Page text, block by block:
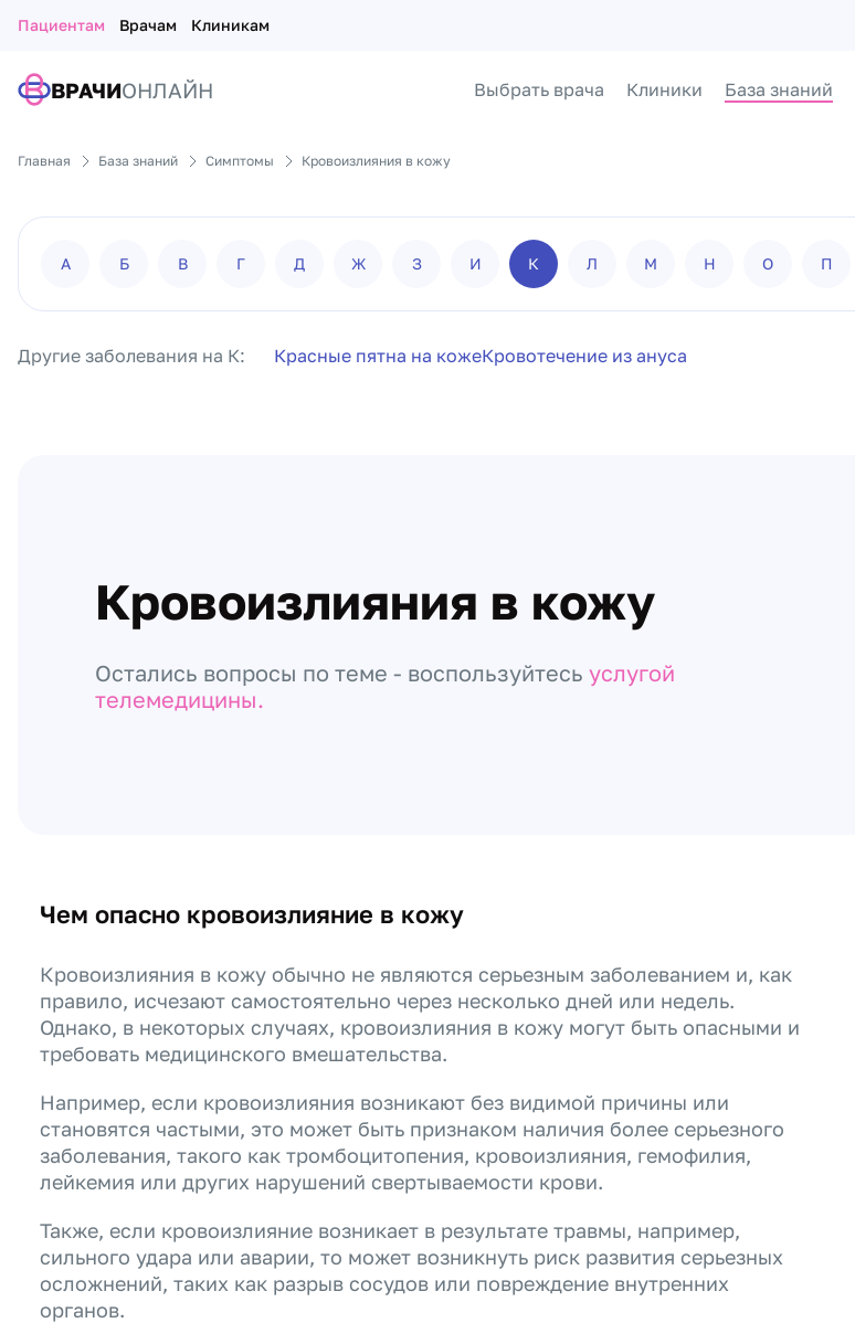
Пациентам Врачам Клиникам
ВРАЧИОНЛАЙН Выбрать врача Клиники База знаний
Главная База знаний Симптомы Кровоизлияния в кожу
А Б В Г Д Ж З И К Л М Н О П
Другие заболевания на К: Красные пятна на кожеКровотечение из ануса
Кровоизлияния в кожу
Остались вопросы по теме - воспользуйтесь услугой
телемедицины.
Чем опасно кровоизлияние в кожу
Кровоизлияния в кожу обычно не являются серьезным заболеванием и, как
правило, исчезают самостоятельно через несколько дней или недель.
Однако, в некоторых случаях, кровоизлияния в кожу могут быть опасными и
требовать медицинского вмешательства.
Например, если кровоизлияния возникают без видимой причины или
становятся частыми, это может быть признаком наличия более серьезного
заболевания, такого как тромбоцитопения, кровоизлияния, гемофилия,
лейкемия или других нарушений свертываемости крови.
Также, если кровоизлияние возникает в результате травмы, например,
сильного удара или аварии, то может возникнуть риск развития серьезных
осложнений, таких как разрыв сосудов или повреждение внутренних
органов.